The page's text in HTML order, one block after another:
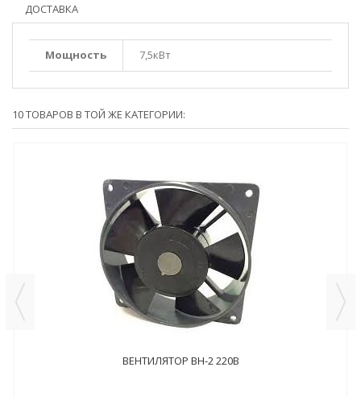
ДОСТАВКА
Мощность 7,5кВт
10 ТОВАРОВ В ТОЙ ЖЕ КАТЕГОРИИ:
ВЕНТИЛЯТОР ВН-2 220В